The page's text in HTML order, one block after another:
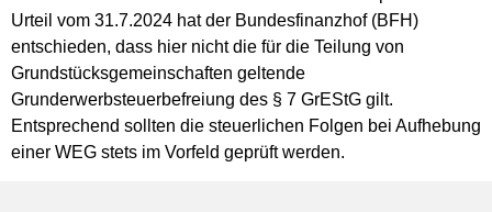
Urteil vom 31.7.2024 hat der Bundesfinanzhof (BFH)
entschieden, dass hier nicht die für die Teilung von
Grundstücksgemeinschaften geltende
Grunderwerbsteuerbefreiung des § 7 GrEStG gilt.
Entsprechend sollten die steuerlichen Folgen bei Aufhebung
einer WEG stets im Vorfeld geprüft werden.